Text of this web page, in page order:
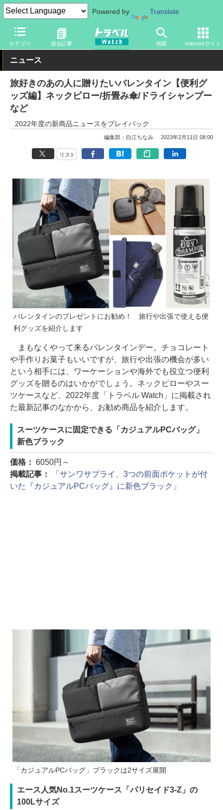
Powered by Translate
カテゴリ 過去記事 検索 Impressサイト
トラベル Watch 旅のアイテム 旅行グッズ バッグ
ニュース
旅好きのあの人に贈りたいバレンタイン【便利グ
ッズ編】ネックピロー/折畳み傘/ドライシャンプー
など
2022年度の新商品ニュースをプレイバック
編集部：白江ちなみ 2023年2月11日 08:00
リスト
バレンタインのプレゼントにお勧め！ 旅行や出張で使える便
利グッズを紹介します
まもなくやって来るバレンタインデー。チョコレート
や手作りお菓子もいいですが、旅行や出張の機会が多い
という相手には、ワーケーションや海外でも役立つ便利
グッズを贈るのはいかがでしょう。ネックピローやスー
ツケースなど、2022年度「トラベル Watch」に掲載され
た最新記事のなかから、お勧め商品を紹介します。
スーツケースに固定できる「カジュアルPCバッグ」
新色ブラック
価格： 6050円～
掲載記事：
「 サンワサプライ、3つの前面ポケットが付
いた『カジュアルPCバッグ』に新色ブラック 」
「カジュアルPCバッグ」ブラックは2サイズ展開
エース人気No.1スーツケース「パリセイド3-Z」の
100Lサイズ